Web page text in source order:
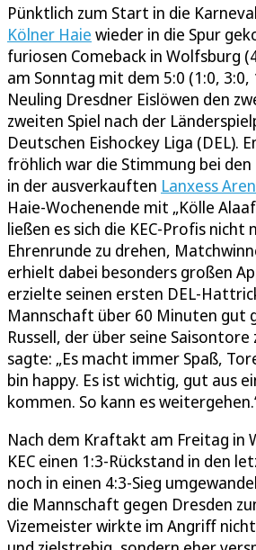
Pünktlich zum Start in die
Kölner Haie wieder in die Spur
furiosen Comeback in Wolfsburg
am Sonntag mit dem 5:0 (1:0, 3:0,
Neuling Dresdner Eislöwen den
zweiten Spiel nach der
Deutschen Eishockey Liga (DEL).
fröhlich war die Stimmung bei den
in der ausverkauften Lanxess
Haie-Wochenende mit „Kölle
ließen es sich die KEC-Profis nicht
Ehrenrunde zu drehen,
erhielt dabei besonders großen
erzielte seinen ersten DEL-
Mannschaft über 60 Minuten gut
Russell, der über seine
sagte: „Es macht immer Spaß,
bin happy. Es ist wichtig, gut aus
kommen. So kann es
Nach dem Kraftakt am Freitag in
KEC einen 1:3-Rückstand in den
noch in einen 4:3-Sieg
die Mannschaft gegen Dresden
Vizemeister wirkte im Angriff